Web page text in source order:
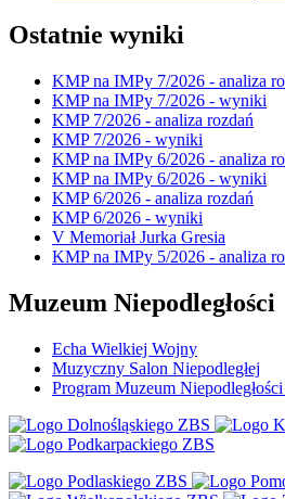
Ostatnie wyniki
KMP na IMPy 7/2026 - analiza
KMP na IMPy 7/2026 - wyniki
KMP 7/2026 - analiza rozdań
KMP 7/2026 - wyniki
KMP na IMPy 6/2026 - analiza
KMP na IMPy 6/2026 - wyniki
KMP 6/2026 - analiza rozdań
KMP 6/2026 - wyniki
V Memoriał Jurka Gresia
KMP na IMPy 5/2026 - analiza
Muzeum Niepodległości
Echa Wielkiej Wojny
Muzyczny Salon Niepodległej
Program Muzeum